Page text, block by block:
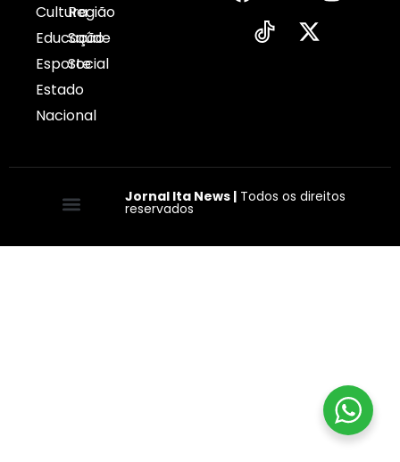
Cultura
Educação
Esporte
Estado
Nacional
Região
Saúde
Social
Jornal Ita News |Todos os direitos
reservados